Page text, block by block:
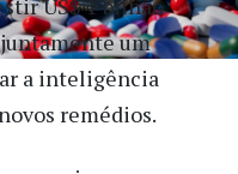
US$ 1 bilhão
um
a inteligência
remédios.